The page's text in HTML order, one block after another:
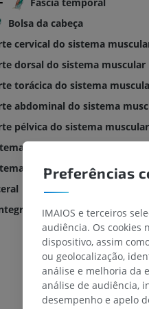
Bolsa da cabeça
cervical do sistema
dorsal do sistema muscular
torácica do sistema
abdominal do sistema
pélvica do sistema muscular
muscular dos membros
muscular do membro
Preferências
IMAIOS e terceiros
audiência. Os cookies
dispositivo, assim
ou geolocalização,
análise e melhoria da
análise de audiência,
desempenho e apelo